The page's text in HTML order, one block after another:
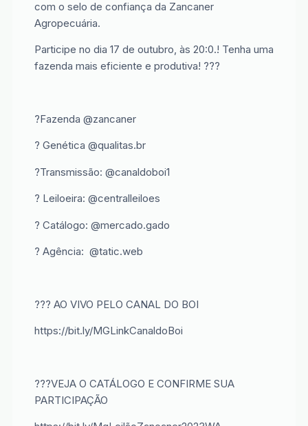
com o selo de confiança da Zancaner
Agropecuária.
Participe no dia 17 de outubro, às 20:0.! Tenha uma
fazenda mais eficiente e produtiva! ???
?Fazenda @zancaner
? Genética @qualitas.br
?Transmissão: @canaldoboi1
? Leiloeira: @centralleiloes
? Catálogo: @mercado.gado
? Agência: @tatic.web
??? AO VIVO PELO CANAL DO BOI
https://bit.ly/MGLinkCanaldoBoi
???VEJA O CATÁLOGO E CONFIRME SUA
PARTICIPAÇÃO